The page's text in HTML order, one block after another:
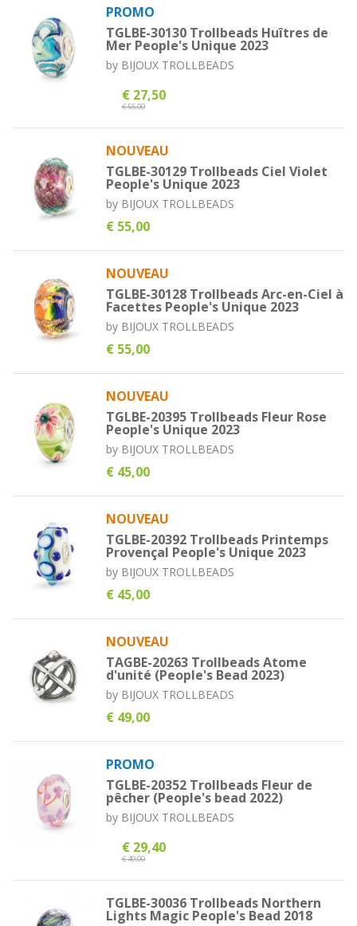
PROMO
TGLBE-30130 Trollbeads Huîtres de
Mer People's Unique 2023
by BIJOUX TROLLBEADS
€ 27,50
€ 55,00
NOUVEAU
TGLBE-30129 Trollbeads Ciel Violet
People's Unique 2023
by BIJOUX TROLLBEADS
€ 55,00
NOUVEAU
TGLBE-30128 Trollbeads Arc-en-Ciel à
Facettes People's Unique 2023
by BIJOUX TROLLBEADS
€ 55,00
NOUVEAU
TGLBE-20395 Trollbeads Fleur Rose
People's Unique 2023
by BIJOUX TROLLBEADS
€ 45,00
NOUVEAU
TGLBE-20392 Trollbeads Printemps
Provençal People's Unique 2023
by BIJOUX TROLLBEADS
€ 45,00
NOUVEAU
TAGBE-20263 Trollbeads Atome
d'unité (People's Bead 2023)
by BIJOUX TROLLBEADS
€ 49,00
PROMO
TGLBE-20352 Trollbeads Fleur de
pêcher (People's bead 2022)
by BIJOUX TROLLBEADS
€ 29,40
€ 49,00
TGLBE-30036 Trollbeads Northern
Lights Magic People's Bead 2018